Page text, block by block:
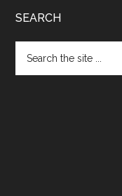
SEARCH
Search
the
site